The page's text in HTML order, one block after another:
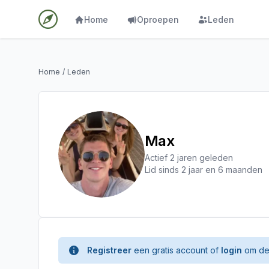
Home Oproepen Leden
Home / Leden
Max
Actief 2 jaren geleden
Lid sinds 2 jaar en 6 maanden
Registreer een gratis account of login om